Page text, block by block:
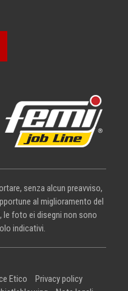
senza alcun preavviso,
al miglioramento del
le foto ei disegni non sono
indicativi.
Etico
Privacy policy